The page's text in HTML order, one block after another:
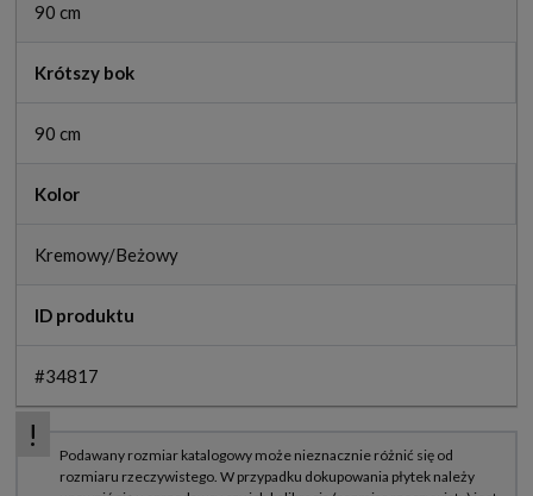
90 cm
Krótszy bok
90 cm
Kolor
Kremowy/Beżowy
ID produktu
#34817